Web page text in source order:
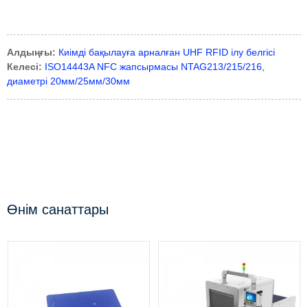
Алдыңғы: Киімді бақылауға арналған UHF RFID ілу белгісі
Келесі: ISO14443A NFC жапсырмасы NTAG213/215/216,
диаметрі 20мм/25мм/30мм
Өнім санаттары